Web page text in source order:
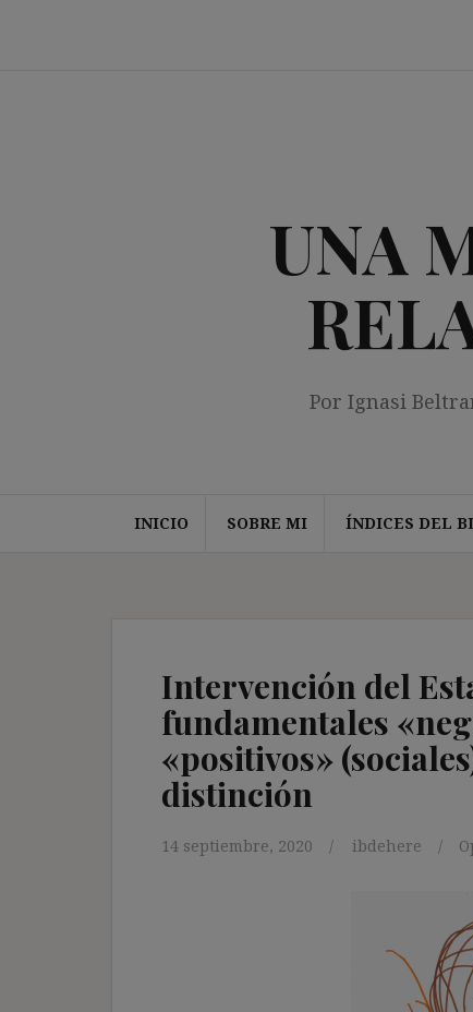
UNA
Por Ignasi
INICIO SOBRE MI ÍNDICES DEL
Intervención del
fundamentales
«positivos»
distinción
14 septiembre, 2020 ibdehere